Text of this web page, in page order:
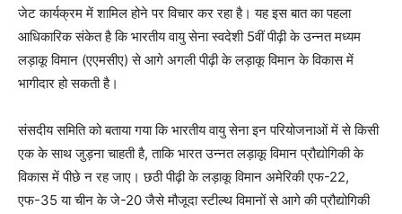
जेट कार्यक्रम में शामिल होने पर विचार कर रहा है। यह इस बात का पहला
आधिकारिक संकेत है कि भारतीय वायु सेना स्वदेशी 5वीं पीढ़ी के उन्नत मध्यम
लड़ाकू विमान (एएमसीए) से आगे अगली पीढ़ी के लड़ाकू विमान के विकास में
भागीदार हो सकती है।
संसदीय समिति को बताया गया कि भारतीय वायु सेना इन परियोजनाओं में से किसी
एक के साथ जुड़ना चाहती है, ताकि भारत उन्नत लड़ाकू विमान प्रौद्योगिकी के
विकास में पीछे न रह जाए। छठी पीढ़ी के लड़ाकू विमान अमेरिकी एफ-22,
एफ-35 या चीन के जे-20 जैसे मौजूदा स्टील्थ विमानों से आगे की प्रौद्योगिकी